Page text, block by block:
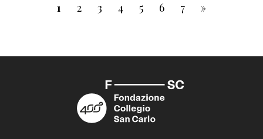
1 2 3 4 5 6 7 »